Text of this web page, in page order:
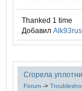
Thanked 1 time
Добавил Alk93rus
Сгорела
Forum ->